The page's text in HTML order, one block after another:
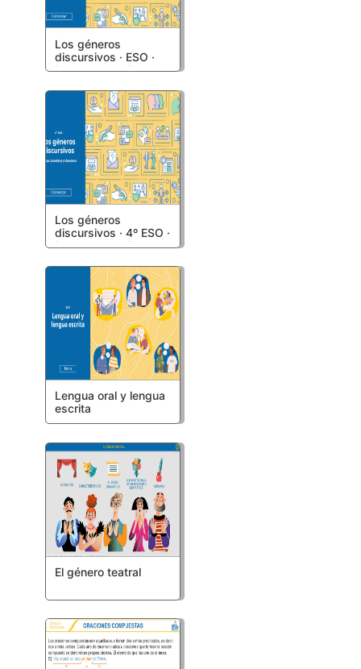
Los géneros
discursivos · ESO ·
Lengua castellana y
Los géneros
discursivos · 4º ESO ·
Lengua castellana y
Lengua oral y lengua
escrita
El género teatral